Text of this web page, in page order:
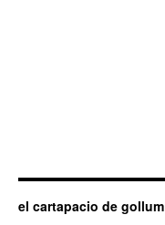
el cartapacio de gollum